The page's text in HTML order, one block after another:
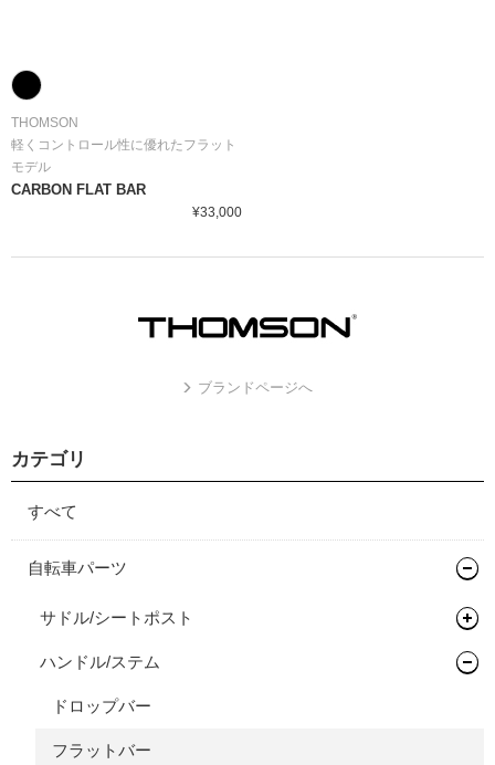
THOMSON
軽くコントロール性に優れたフラット
モデル
CARBON FLAT BAR
¥33,000
ブランドページへ
カテゴリ
すべて
自転車パーツ
サドル/シートポスト
シートポスト
ハンドル/ステム
ドロップバー
フラットバー